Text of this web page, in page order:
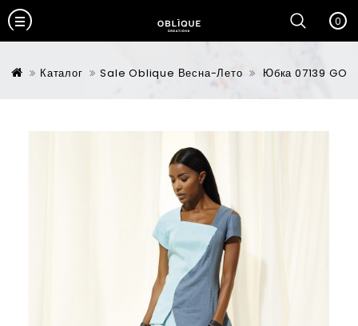
0
Каталог Sale Oblique Весна-Лето Юбка 07139 GO